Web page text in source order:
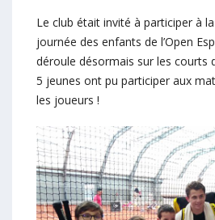
Le club était invité à participer à
journée des enfants de l’Open
déroule désormais sur les courts
5 jeunes ont pu participer aux
les joueurs !